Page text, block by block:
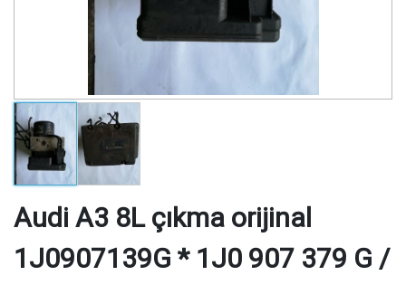
Audi A3 8L çıkma orijinal
1J0907139G * 1J0 907 379 G /